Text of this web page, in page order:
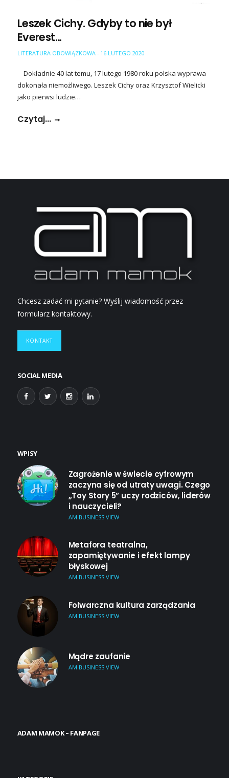
Leszek Cichy. Gdyby to nie był
Everest…
LITERATURA OBOWIĄZKOWA - 16 LUTEGO 2020
Dokładnie 40 lat temu, 17 lutego 1980 roku polska wyprawa
dokonała niemożliwego. Leszek Cichy oraz Krzysztof Wielicki
jako pierwsi ludzie…
Czytaj...
Chcesz zadać mi pytanie? Wyślij wiadomość przez
formularz kontaktowy.
KONTAKT
SOCIAL MEDIA
WPISY
Zagrożenie w świecie cyfrowym
zaczyna się od utraty uwagi. Czego
„Toy Story 5” uczy rodziców, liderów
i nauczycieli?
AM BUSINESS VIEW
Metafora teatralna,
zapamiętywanie i efekt lampy
błyskowej
AM BUSINESS VIEW
Folwarczna kultura zarządzania
AM BUSINESS VIEW
Mądre zaufanie
AM BUSINESS VIEW
ADAM MAMOK – FANPAGE